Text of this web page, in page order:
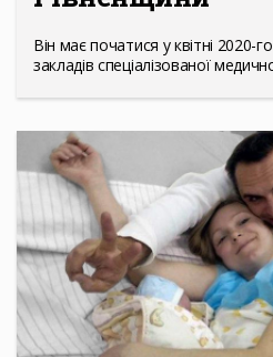
Він має початися у квітні 2020-
закладів спеціалізованої